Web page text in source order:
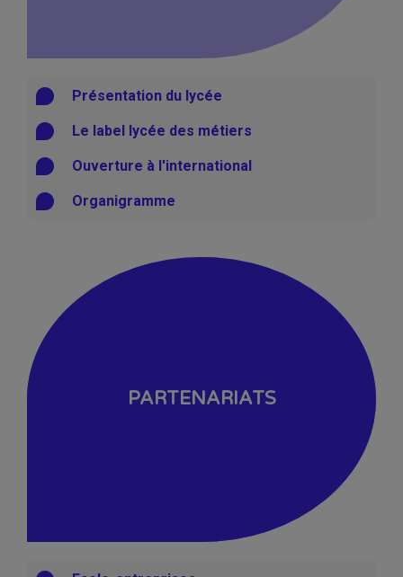
Présentation du lycée
Le label lycée des métiers
Ouverture à l'international
Organigramme
PARTENARIATS